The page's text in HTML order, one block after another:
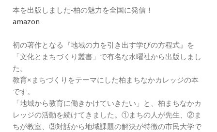
本を出版しました‐柏の魅力を全国に発信！
amazon
初の著作となる『地域の力を引き出す学びの方程式』を
「文化とまちづくり叢書」で有名な水曜社から出版しまし
た。
教育×まちづくりをテーマにした柏まちなかカレッジの本
です。
「地域から教育に働きかけていきたい」と、柏まちなかカ
レッジの活動を続けてきました。①まちの人が先生、②ま
ちが教室、③対話から地域課題の解決が特徴の市民大学で